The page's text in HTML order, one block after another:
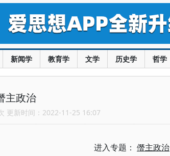
新闻学 教育学 文学 历史学 哲学
主政治
更新时间：2022-11-25 16:07
进入专题： 僭主政治